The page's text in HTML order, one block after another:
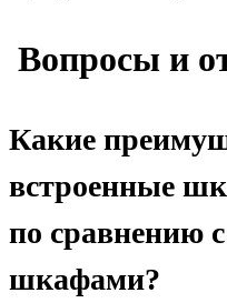
Вопросы и
Какие
встроенные
по сравнению
шкафами?